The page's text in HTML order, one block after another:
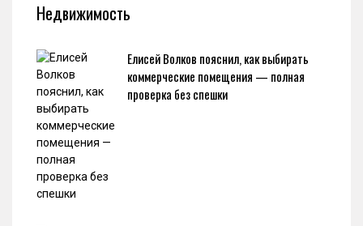
Недвижимость
Елисей Волков пояснил, как выбирать
коммерческие помещения — полная
проверка без спешки